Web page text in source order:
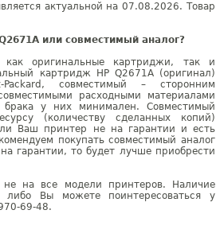
актуальной на 07.08.2026. Товар
или совместимый аналог?
оригинальные картриджи, так и
картридж HP Q2671A (оригинал)
совместимый – сторонним
расходными материалами
брака у них минимален. Совместимый
(количеству сделанных копий)
Ваш принтер не на гарантии и есть
покупать совместимый аналог
гарантии, то будет лучше приобрести
на все модели принтеров. Наличие
либо Вы можете поинтересоваться у
69-48.